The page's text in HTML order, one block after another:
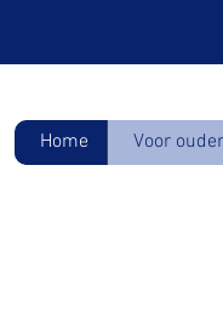
Home Voor